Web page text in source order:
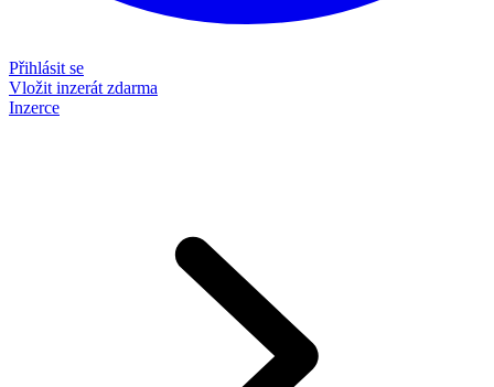
Přihlásit se
Vložit inzerát zdarma
Inzerce